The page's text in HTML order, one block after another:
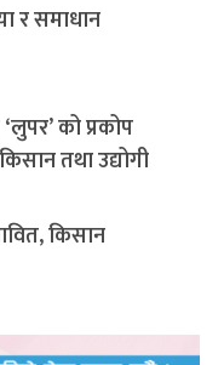
को प्रकोप
तथा उद्योगी
किसान